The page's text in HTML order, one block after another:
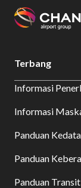
Changi
Language
Changi Airport
Terbang
Informasi
Informasi
Panduan
Panduan
Panduan Transit